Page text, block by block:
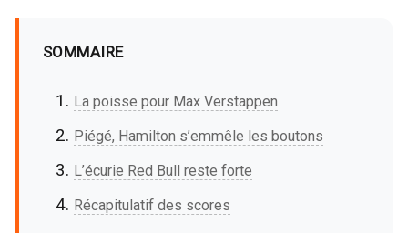
SOMMAIRE
La poisse pour Max Verstappen
Piégé, Hamilton s’emmêle les boutons
L’écurie Red Bull reste forte
Récapitulatif des scores